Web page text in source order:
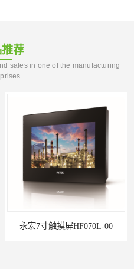
荐
sales in one of the manufacturing
永宏7寸触摸屏HF070L-00